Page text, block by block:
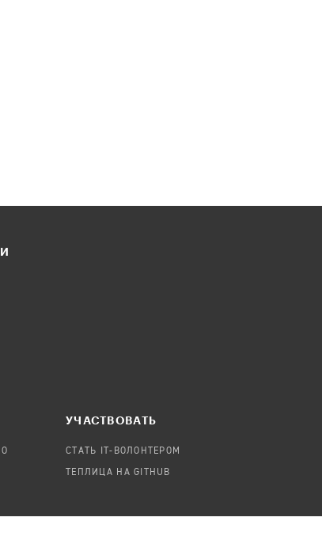
УЧАСТВОВАТЬ
СТАТЬ IT-ВОЛОНТЕРОМ
ТЕПЛИЦА НА GITHUB